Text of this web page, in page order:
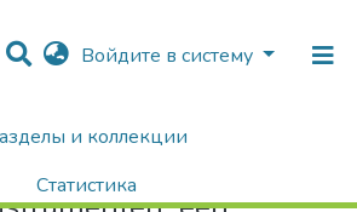
Войдите в систему
и коллекции
Статистика
Financiële instrumenten: een revolutie voor de jaarrekening